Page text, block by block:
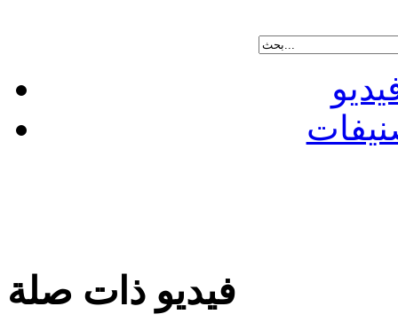
فيديو ذات صلة